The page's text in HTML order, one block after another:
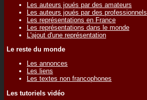
Les auteurs joués par des amateurs
Les auteurs joués par des professionnels
Les représentations en France
Les représentations dans le monde
L'ajout d'une représentation
Le reste du monde
Les annonces
Les liens
Les textes non francophones
Les tutoriels vidéo